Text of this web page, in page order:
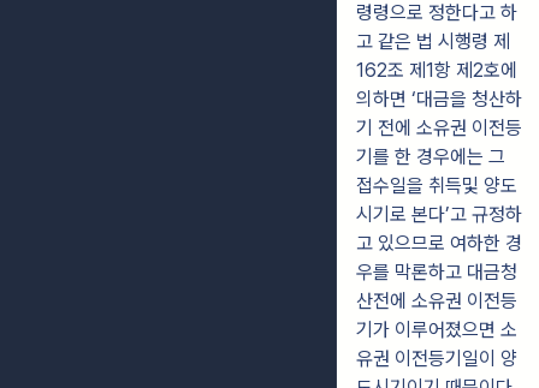
령령으로 정한다고 하
고 같은 법 시행령 제
162조 제1항 제2호에
의하면 ‘대금을 청산하
기 전에 소유권 이전등
기를 한 경우에는 그
접수일을 취득및 양도
시기로 본다’고 규정하
고 있으므로 여하한 경
우를 막론하고 대금청
산전에 소유권 이전등
기가 이루어졌으면 소
유권 이전등기일이 양